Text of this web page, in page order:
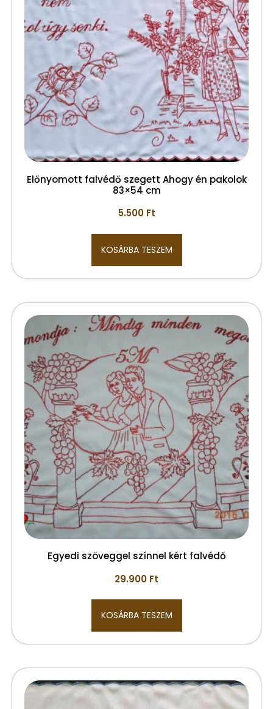
Előnyomott falvédő szegett Ahogy én pakolok
83×54 cm
5.500 Ft
KOSÁRBA TESZEM
Egyedi szöveggel színnel kért falvédő
29.900 Ft
KOSÁRBA TESZEM